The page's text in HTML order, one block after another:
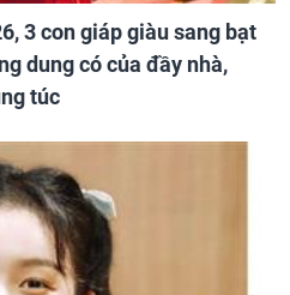
3 con giáp giàu sang bạt
dung có của đầy nhà,
túc